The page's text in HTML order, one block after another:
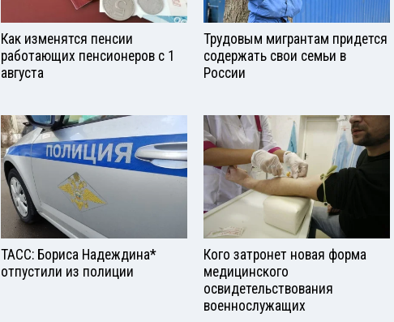
Как изменятся пенсии
работающих пенсионеров с 1
августа
Трудовым мигрантам придется
содержать свои семьи в
России
ТАСС: Бориса Надеждина*
отпустили из полиции
Кого затронет новая форма
медицинского
освидетельствования
военнослужащих